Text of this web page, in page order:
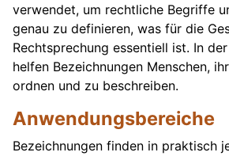
verwendet, um rechtliche Begriffe
genau zu definieren, was für die
Rechtsprechung essentiell ist. In der
helfen Bezeichnungen Menschen,
ordnen und zu beschreiben.
Anwendungsbereiche
Bezeichnungen finden in praktisch